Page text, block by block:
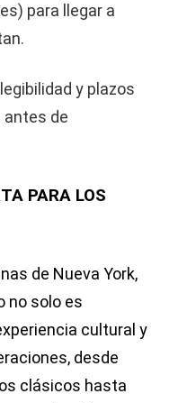
para llegar a
y plazos
antes de
PARA LOS
de Nueva York,
no solo es
cultural y
desde
clásicos hasta